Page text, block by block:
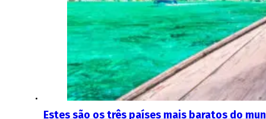
Estes são os três países mais baratos do